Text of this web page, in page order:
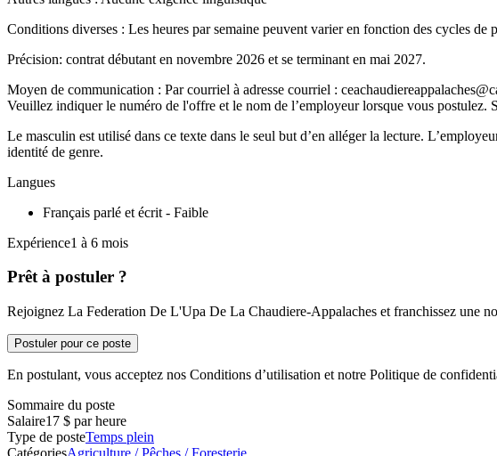
Conditions diverses : Les heures par semaine peuvent varier en fonction des cycles de
Précision: contrat débutant en novembre 2026 et se terminant en mai 2027.
Moyen de communication : Par courriel à adresse courriel :
Veuillez indiquer le numéro de l'offre et le nom de l’employeur lorsque vous postulez.
Le masculin est utilisé dans ce texte dans le seul but d’en alléger la lecture.
identité de genre.
Langues
Français parlé et écrit - Faible
Expérience1 à 6 mois
Prêt à postuler ?
Rejoignez La Federation De L'Upa De La Chaudiere-Appalaches et franchissez une
Postuler pour ce poste
En postulant, vous acceptez nos Conditions d’utilisation et notre Politique de
Sommaire du poste
Salaire17 $ par heure
Type de posteTemps plein
CatégoriesAgriculture / Pêches / Foresterie